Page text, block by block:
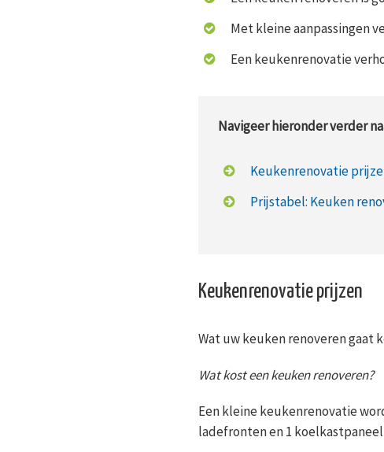
Met kleine aanpassingen
Een keukenrenovatie
Navigeer hieronder verder
Keukenrenovatie
Prijstabel: Keuken
Keukenrenovatie prijzen
Wat uw keuken renoveren gaat
Wat kost een keuken renoveren?
Een kleine keukenrenovatie
ladefronten en 1